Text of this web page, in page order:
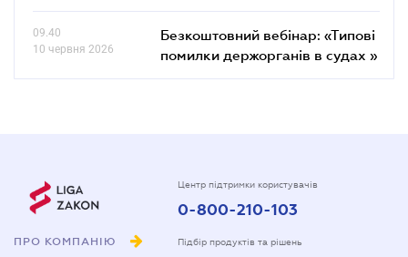
09.40
10 червня 2026
Безкоштовний вебінар: «Типові
помилки держорганів в судах »
ПРО КОМПАНІЮ
Центр підтримки користувачів
0-800-210-103
Підбір продуктів та рішень